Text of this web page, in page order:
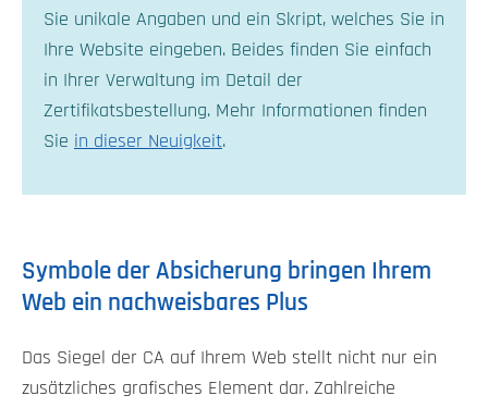
Sie unikale Angaben und ein Skript, welches Sie in
Ihre Website eingeben. Beides finden Sie einfach
in Ihrer Verwaltung im Detail der
Zertifikatsbestellung. Mehr Informationen finden
Sie in dieser Neuigkeit.
Symbole der Absicherung bringen Ihrem
Web ein nachweisbares Plus
Das Siegel der CA auf Ihrem Web stellt nicht nur ein
zusätzliches grafisches Element dar. Zahlreiche